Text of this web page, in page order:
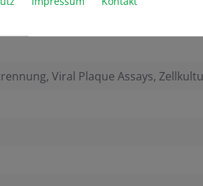
Viral Plaque Assays,